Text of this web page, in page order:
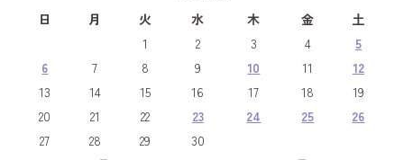
日
月 火 水 木 金 土
1 2 3 4
5
6
7 8 9 10 11
12
13
14 15 16 17 18
19
20
21 22 23 24 25
26
27
28 29 30